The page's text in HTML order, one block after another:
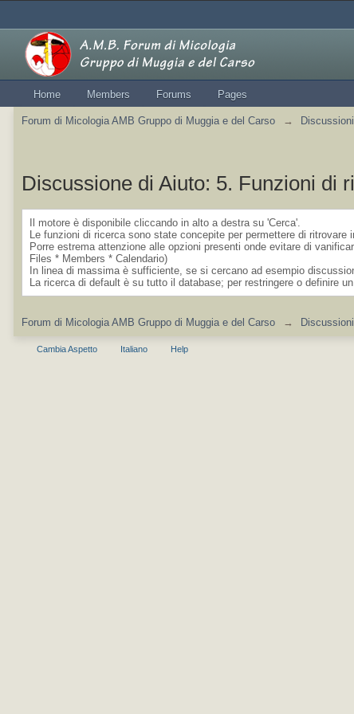
Home Members Forums Pages
Forum di Micologia AMB Gruppo di Muggia e del Carso →
Discussione di Aiuto: 5. Funzioni di
Il motore è disponibile cliccando in alto a destra su 'Cerca'.
Le funzioni di ricerca sono state concepite per permettere di
Porre estrema attenzione alle opzioni presenti onde evitare di
Files * Members * Calendario)
In linea di massima è sufficiente, se si cercano ad esempio
La ricerca di default è su tutto il database; per restringere o definire
Forum di Micologia AMB Gruppo di Muggia e del Carso →
Cambia Aspetto Italiano Help